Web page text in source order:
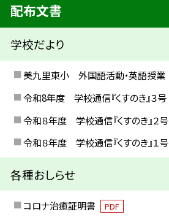
配布文書
学校だより
美九里東小 外国語活動・英語授業
令和8年度 学校通信『くすのき』３号
令和８年度 学校通信『くすのき』２号
令和８年度 学校通信『くすのき』１号
各種おしらせ
コロナ治癒証明書 PDF